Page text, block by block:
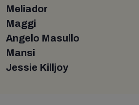
Meliador
Maggi
Angelo Masullo
Mansi
Jessie Killjoy